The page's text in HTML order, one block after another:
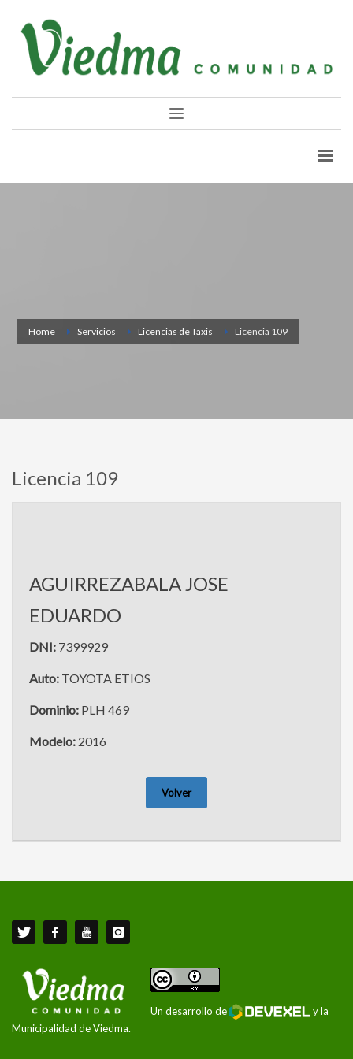
Home Servicios Licencias de Taxis Licencia 109
Licencia 109
AGUIRREZABALA JOSE
EDUARDO
DNI: 7399929
Auto: TOYOTA ETIOS
Dominio: PLH 469
Modelo: 2016
Volver
Un desarrollo de
y la
Municipalidad de Viedma.